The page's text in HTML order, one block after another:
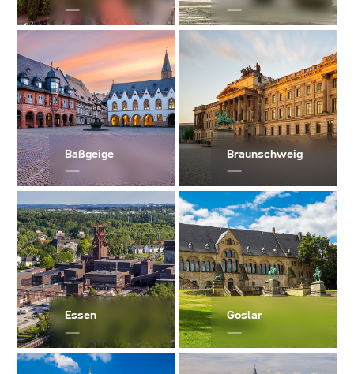
Baßgeige Braunschweig
Essen Goslar